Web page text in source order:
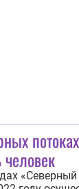
«Северный